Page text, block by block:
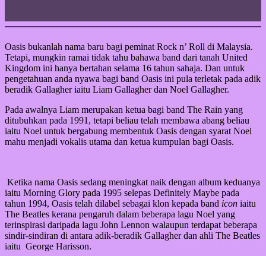
Oasis bukanlah nama baru bagi peminat Rock n’ Roll di Malaysia.
Tetapi, mungkin ramai tidak tahu bahawa band dari tanah United
Kingdom ini hanya bertahan selama 16 tahun sahaja. Dan untuk
pengetahuan anda nyawa bagi band Oasis ini pula terletak pada adik
beradik Gallagher iaitu Liam Gallagher dan Noel Gallagher.
Pada awalnya Liam merupakan ketua bagi band The Rain yang
ditubuhkan pada 1991, tetapi beliau telah membawa abang beliau
iaitu Noel untuk bergabung membentuk Oasis dengan syarat Noel
mahu menjadi vokalis utama dan ketua kumpulan bagi Oasis.
Ketika nama Oasis sedang meningkat naik dengan album keduanya
iaitu Morning Glory pada 1995 selepas Definitely Maybe pada
tahun 1994, Oasis telah dilabel sebagai klon kepada band icon iaitu
The Beatles kerana pengaruh dalam beberapa lagu Noel yang
terinspirasi daripada lagu John Lennon walaupun terdapat beberapa
sindir-sindiran di antara adik-beradik Gallagher dan ahli The Beatles
iaitu George Harisson.